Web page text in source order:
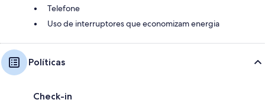
Telefone
Uso de interruptores que economizam energia
Políticas
Check-in